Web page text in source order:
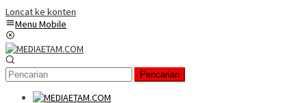
Loncat ke konten
Menu Mobile
Pencarian